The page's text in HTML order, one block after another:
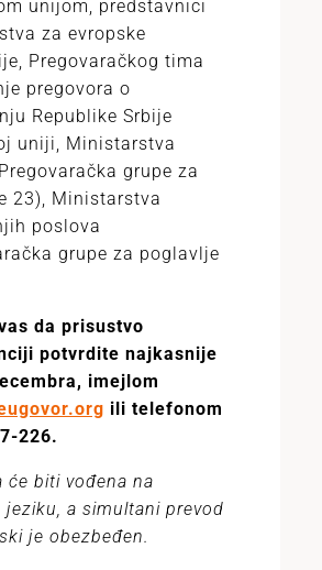
unijom, predstavnici
za evropske
Pregovaračkog tima
pregovora o
Republike Srbije
uniji, Ministarstva
grupe za
23), Ministarstva
poslova
grupe za poglavlje
da prisustvo
potvrdite najkasnije
imejlom
ili telefonom
226.
će biti vođena na
jeziku, a simultani prevod
je obezbeđen.